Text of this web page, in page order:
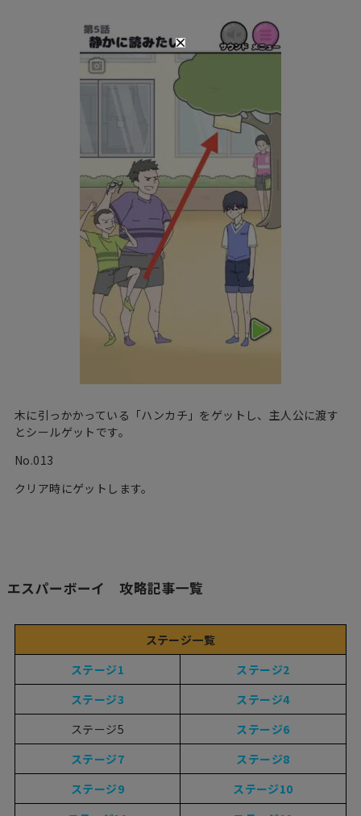
木に引っかかっている「ハンカチ」をゲットし、主人公に渡す
とシールゲットです。
No.013
クリア時にゲットします。
エスパーボーイ 攻略記事一覧
ステージ一覧
ステージ1
ステージ2
ステージ3
ステージ4
ステージ5
ステージ6
ステージ7
ステージ8
ステージ9
ステージ10